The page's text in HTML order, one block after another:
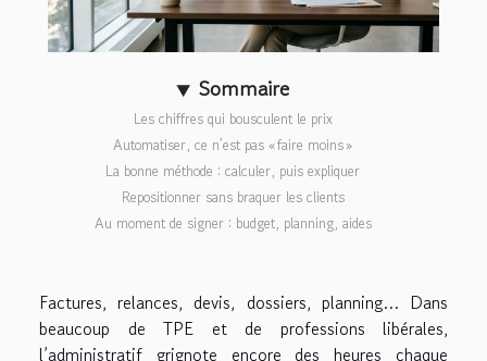
Sommaire
Les chiffres qui bousculent le prix
Automatiser, ce n’est pas « faire moins »
La bonne méthode : calculer, puis expliquer
Repositionner sans braquer les clients
Au moment de signer : budget, planning, aides
Factures, relances, devis, dossiers, planning… Dans
beaucoup de TPE et de professions libérales,
l’administratif grignote encore des heures chaque